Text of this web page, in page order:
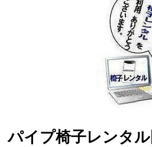
パイプ椅子レンタ